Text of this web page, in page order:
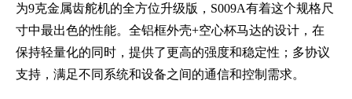
为9克金属齿舵机的全方位升级版，S009A有着这个规格尺
寸中最出色的性能。全铝框外壳+空心杯马达的设计，在
保持轻量化的同时，提供了更高的强度和稳定性；多协议
支持，满足不同系统和设备之间的通信和控制需求。